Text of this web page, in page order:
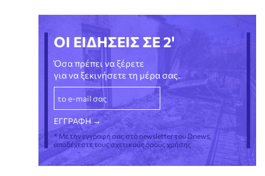
ΟΙ ΕΙΔΗΣΕΙΣ ΣΕ 2'
Όσα πρέπει να ξέρετε
για να ξεκινήσετε τη μέρα σας.
* Με την εγγραφή σας στο newsletter του Dnews,
αποδέχεστε τους σχετικούς όρους χρήσης